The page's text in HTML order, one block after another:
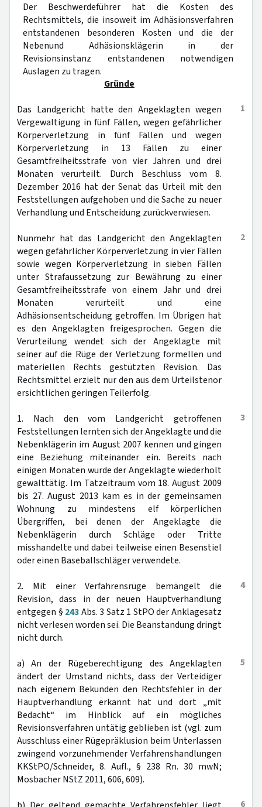
Der Beschwerdeführer hat die Kosten des
Rechtsmittels, die insoweit im Adhäsionsverfahren
entstandenen besonderen Kosten und die der
Nebenund Adhäsionsklägerin in der
Revisionsinstanz entstandenen notwendigen
Auslagen zu tragen.
Gründe
1
Das Landgericht hatte den Angeklagten wegen
Vergewaltigung in fünf Fällen, wegen gefährlicher
Körperverletzung in fünf Fällen und wegen
Körperverletzung in 13 Fällen zu einer
Gesamtfreiheitsstrafe von vier Jahren und drei
Monaten verurteilt. Durch Beschluss vom 8.
Dezember 2016 hat der Senat das Urteil mit den
Feststellungen aufgehoben und die Sache zu neuer
Verhandlung und Entscheidung zurückverwiesen.
2
Nunmehr hat das Landgericht den Angeklagten
wegen gefährlicher Körperverletzung in vier Fällen
sowie wegen Körperverletzung in sieben Fällen
unter Strafaussetzung zur Bewährung zu einer
Gesamtfreiheitsstrafe von einem Jahr und drei
Monaten verurteilt und eine
Adhäsionsentscheidung getroffen. Im Übrigen hat
es den Angeklagten freigesprochen. Gegen die
Verurteilung wendet sich der Angeklagte mit
seiner auf die Rüge der Verletzung formellen und
materiellen Rechts gestützten Revision. Das
Rechtsmittel erzielt nur den aus dem Urteilstenor
ersichtlichen geringen Teilerfolg.
3
1. Nach den vom Landgericht getroffenen
Feststellungen lernten sich der Angeklagte und die
Nebenklägerin im August 2007 kennen und gingen
eine Beziehung miteinander ein. Bereits nach
einigen Monaten wurde der Angeklagte wiederholt
gewalttätig. Im Tatzeitraum vom 18. August 2009
bis 27. August 2013 kam es in der gemeinsamen
Wohnung zu mindestens elf körperlichen
Übergriffen, bei denen der Angeklagte die
Nebenklägerin durch Schläge oder Tritte
misshandelte und dabei teilweise einen Besenstiel
oder einen Baseballschläger verwendete.
4
2. Mit einer Verfahrensrüge bemängelt die
Revision, dass in der neuen Hauptverhandlung
entgegen § 243Abs. 3 Satz 1 StPO der Anklagesatz
nicht verlesen worden sei. Die Beanstandung dringt
nicht durch.
5
a) An der Rügeberechtigung des Angeklagten
ändert der Umstand nichts, dass der Verteidiger
nach eigenem Bekunden den Rechtsfehler in der
Hauptverhandlung erkannt hat und dort „mit
Bedacht“ im Hinblick auf ein mögliches
Revisionsverfahren untätig geblieben ist (vgl. zum
Ausschluss einer Rügepräklusion beim Unterlassen
zwingend vorzunehmender Verfahrenshandlungen
KKStPO/Schneider, 8. Aufl., § 238 Rn. 30 mwN;
Mosbacher NStZ 2011, 606, 609).
6